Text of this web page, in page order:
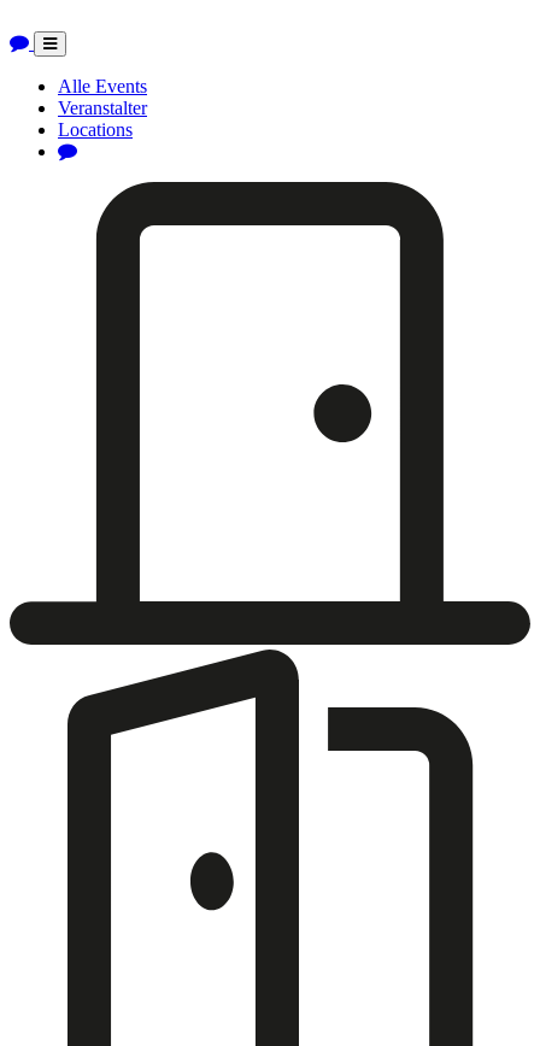
Toggle
navigation
Alle Events
Veranstalter
Locations